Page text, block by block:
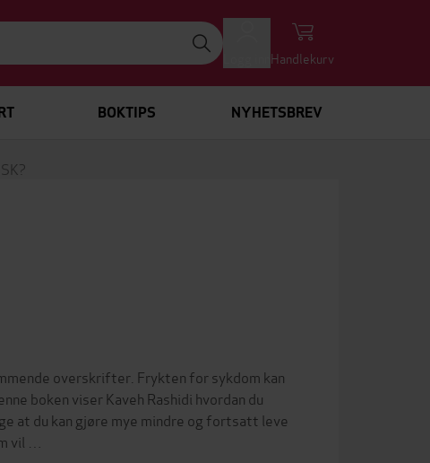
Handlekurv
BOKTIPS NYHETSBREV
overskrifter. Frykten for sykdom kan
boken viser Kaveh Rashidi hvordan du
at du kan gjøre mye mindre og fortsatt leve
vil …